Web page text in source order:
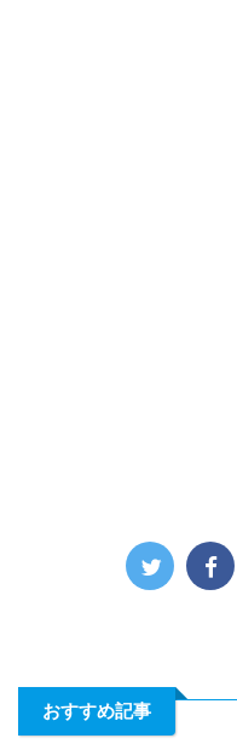
おすすめ記事